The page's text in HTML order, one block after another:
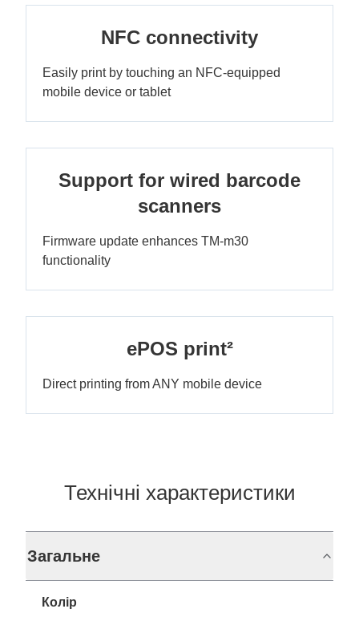
NFC connectivity
Easily print by touching an NFC-equipped
mobile device or tablet
Support for wired barcode
scanners
Firmware update enhances TM-m30
functionality
ePOS print²
Direct printing from ANY mobile device
Технічні характеристики
Загальне
Колір